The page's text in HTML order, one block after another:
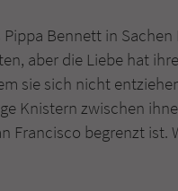
Bennett in
aber die Liebe hat
sie sich nicht
Knistern zwischen
Francisco begrenzt